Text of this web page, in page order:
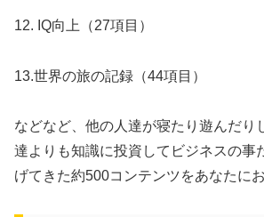
12. IQ向上（27項目）
13.世界の旅の記録（44項目）
などなど、他の人達が寝たり遊んだり
達よりも知識に投資してビジネスの事
げてきた約500コンテンツをあなたに